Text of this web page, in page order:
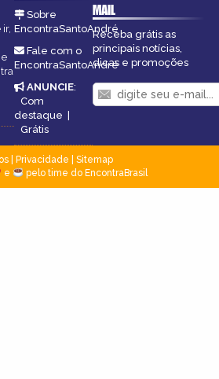
Sobre
EncontraSantoAndré
Fale com o
EncontraSantoAndré
ANUNCIE:
Com
destaque |
Grátis
MAIL
Receba grátis as
principais notícias,
dicas e promoções
| Privacidade
Sitemap
e pelo time do EncontraBrasil